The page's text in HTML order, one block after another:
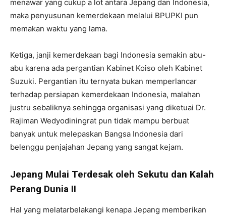
menawar yang cukup a lot antara Jepang dan Indonesia,
maka penyusunan kemerdekaan melalui BPUPKI pun
memakan waktu yang lama.
Ketiga, janji kemerdekaan bagi Indonesia semakin abu-
abu karena ada pergantian Kabinet Koiso oleh Kabinet
Suzuki. Pergantian itu ternyata bukan memperlancar
terhadap persiapan kemerdekaan Indonesia, malahan
justru sebaliknya sehingga organisasi yang diketuai Dr.
Rajiman Wedyodiningrat pun tidak mampu berbuat
banyak untuk melepaskan Bangsa Indonesia dari
belenggu penjajahan Jepang yang sangat kejam.
Jepang Mulai Terdesak oleh Sekutu dan Kalah
Perang Dunia II
Hal yang melatarbelakangi kenapa Jepang memberikan